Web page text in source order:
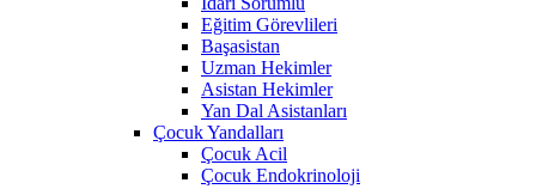
Eğitim Görevlileri
Başasistan
Uzman Hekimler
Asistan Hekimler
Yan Dal Asistanları
Çocuk Yandalları
Çocuk Acil
Çocuk Endokrinoloji